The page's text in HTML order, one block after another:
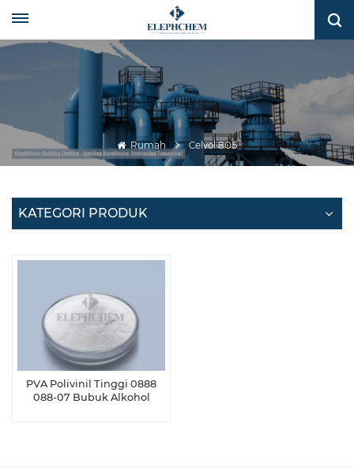
Rumah Celvol 805
KATEGORI PRODUK
PVA Polivinil Tinggi 0888
088-07 Bubuk Alkohol